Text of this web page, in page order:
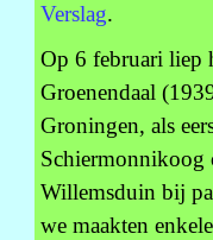
Verslag.
Op 6 februari liep
Groenendaal
Groningen, als
Schiermonnikoog
Willemsduin bij
we maakten